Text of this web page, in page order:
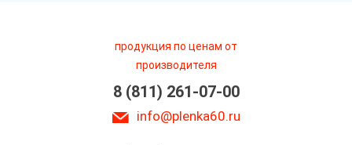
продукция по ценам от
производителя
8 (811) 261-07-00
info@plenka60.ru